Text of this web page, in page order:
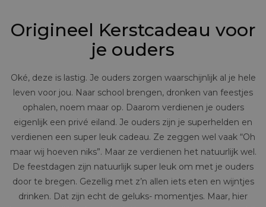
Origineel Kerstcadeau voor
je ouders
Oké, deze is lastig. Je ouders zorgen waarschijnlijk al je hele
leven voor jou. Naar school brengen, dronken van feestjes
ophalen, noem maar op. Daarom verdienen je ouders
eigenlijk een privé eiland. Je ouders zijn je superhelden en
verdienen een super leuk cadeau. Ze zeggen wel vaak “Oh
maar wij hoeven niks”. Maar ze verdienen het natuurlijk wel.
De feestdagen zijn natuurlijk super leuk om met je ouders
door te bregen. Gezellig met z’n allen iets eten en wijntjes
drinken. Dat zijn echt de geluks- momentjes. Maar, hier